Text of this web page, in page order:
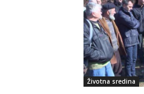
Životna sredina